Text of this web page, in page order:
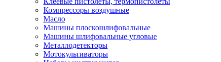
Компрессоры воздушные
Масло
Машины плоскошлифовальные
Машины шлифовальные угловые
Металлодетекторы
Мотокультиваторы